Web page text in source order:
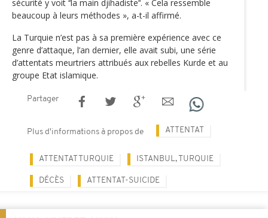
sécurité y voit ‘‘la main djihadiste’‘. « Cela ressemble
beaucoup à leurs méthodes », a-t-il affirmé.
La Turquie n’est pas à sa première expérience avec ce
genre d’attaque, l’an dernier, elle avait subi, une série
d’attentats meurtriers attribués aux rebelles Kurde et au
groupe Etat islamique.
Partager
Plus d'informations à propos de ATTENTAT
ATTENTAT TURQUIE ISTANBUL, TURQUIE
DÉCÈS ATTENTAT-SUICIDE